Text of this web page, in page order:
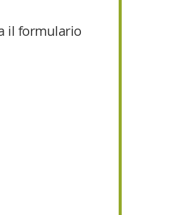
il formulario